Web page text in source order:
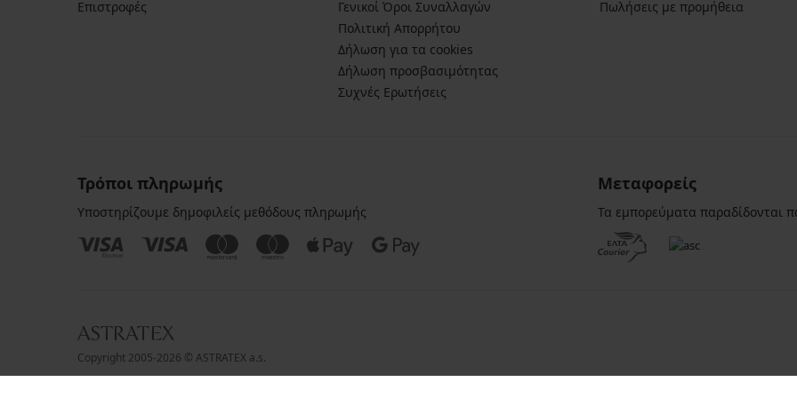
Επιστροφές
Γενικοί Όροι Συναλλαγών
Πολιτική Απορρήτου
Δήλωση για τα cookies
Δήλωση προσβασιμότητας
Συχνές Ερωτήσεις
Πωλήσεις με προμήθεια
Τρόποι πληρωμής
Υποστηρίζουμε δημοφιλείς μεθόδους πληρωμής
Μεταφορείς
Τα εμπορεύματα παραδίδονται
Copyright 2005-2026 © ASTRATEX a.s.